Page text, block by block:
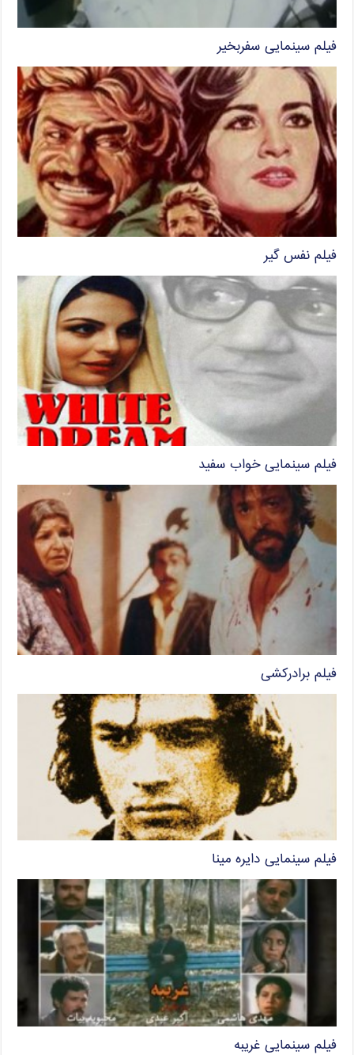
فیلم سینمایی سفربخیر
فیلم نفس گیر
فیلم سینمایی خواب سفید
فیلم برادرکشی
فیلم سینمایی دایره مینا
فیلم سینمایی غریبه